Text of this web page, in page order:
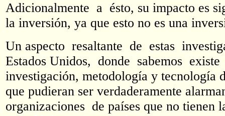
Adicionalmente a ésto, su impacto es
la inversión, ya que esto no es una
Un aspecto resaltante de estas
Estados Unidos, donde sabemos
investigación, metodología y tecnología
que pudieran ser verdaderamente
organizaciones de países que no tienen